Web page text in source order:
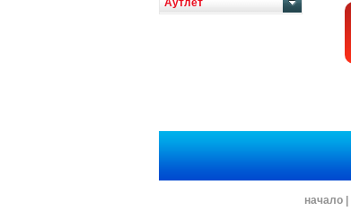
Аутлет
начало